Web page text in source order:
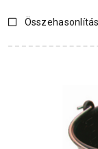
Összehasonlítás